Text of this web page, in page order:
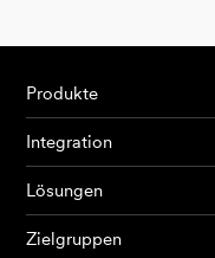
Produkte
Integration
Lösungen
Zielgruppen